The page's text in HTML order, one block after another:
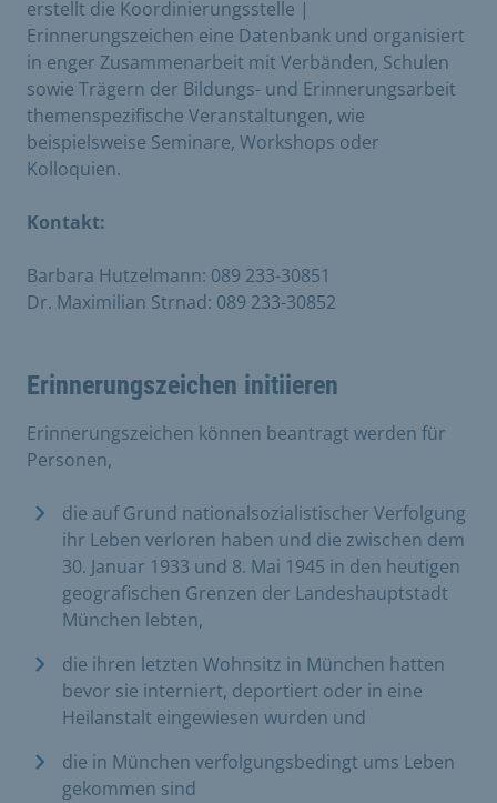
erstellt die Koordinierungsstelle |
Erinnerungszeichen eine Datenbank und organisiert
in enger Zusammenarbeit mit Verbänden, Schulen
sowie Trägern der Bildungs- und Erinnerungsarbeit
themenspezifische Veranstaltungen, wie
beispielsweise Seminare, Workshops oder
Kolloquien.
Kontakt:
Barbara Hutzelmann: 089 233-30851
Dr. Maximilian Strnad: 089 233-30852
Erinnerungszeichen initiieren
Erinnerungszeichen können beantragt werden für
Personen,
die auf Grund nationalsozialistischer Verfolgung
ihr Leben verloren haben und die zwischen dem
30. Januar 1933 und 8. Mai 1945 in den heutigen
geografischen Grenzen der Landeshauptstadt
München lebten,
die ihren letzten Wohnsitz in München hatten
bevor sie interniert, deportiert oder in eine
Heilanstalt eingewiesen wurden und
die in München verfolgungsbedingt ums Leben
gekommen sind